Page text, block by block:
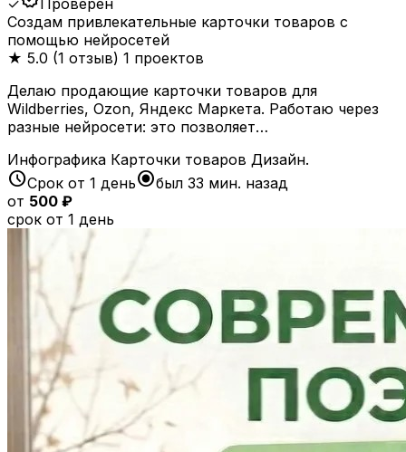
Создам привлекательные карточки товаров с
помощью нейросетей
★ 5.0 (1 отзыв) 1 проектов
Делаю продающие карточки товаров для
Wildberries, Ozon, Яндекс Маркета. Работаю через
разные нейросети: это позволяет…
Инфографика Карточки товаров Дизайн.
scheduleСрок от 1 деньradio_button_checkedбыл 33 мин. назад
от 500 ₽
срок от 1 день